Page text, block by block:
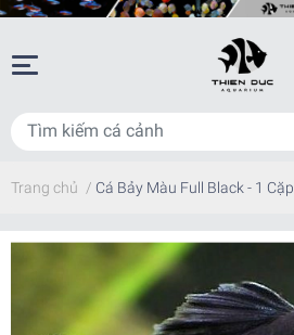
Trang chủ / Cá Bảy Màu Full Black - 1 Cặp